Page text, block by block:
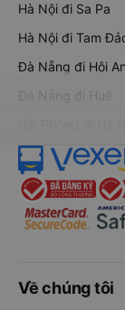
Hà Nội đi Sa Pa
Hà Nội đi Tam
Đà Nẵng đi Hội An
Đà Nẵng đi Huế
Về chúng tôi